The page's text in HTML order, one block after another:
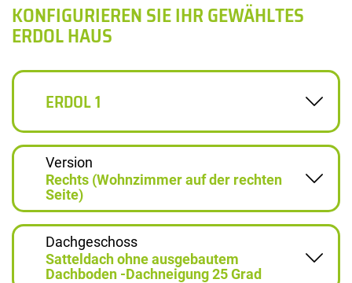
KONFIGURIEREN SIE IHR GEWÄHLTES
ERDOL HAUS
ERDOL 1
Version
Rechts (Wohnzimmer auf der rechten
Seite)
Dachgeschoss
Satteldach ohne ausgebautem
Dachboden -Dachneigung 25 Grad